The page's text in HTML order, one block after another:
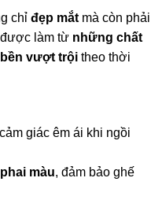
chỉ đẹp mắtmà còn phải
làm từ những chất
vượt trội theo thời
giác êm ái khi ngồi
màu, đảm bảo ghế